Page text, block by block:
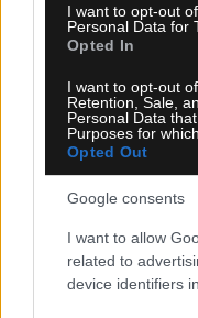
I want to opt-out
Personal Data for
Opted In
I want to opt-out
Retention, Sale,
Personal Data
Purposes for
Opted Out
Google consents
I want to allow
related to
device identifiers
Γενικές Ειδήσεις